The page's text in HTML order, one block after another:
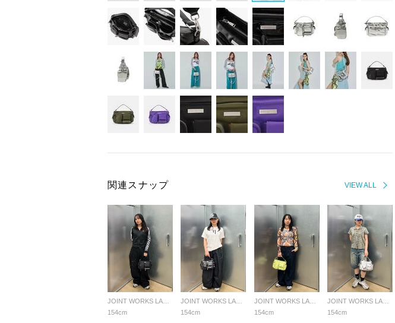
VIEW ALL
関連スナップ
154cm
154cm
JOINT WORKS LADYS
154cm
JOINT WORKS LADYS
154cm